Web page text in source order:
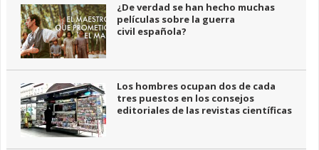
¿De verdad se han hecho muchas
películas sobre la guerra
civil española?
Los hombres ocupan dos de cada
tres puestos en los consejos
editoriales de las revistas científicas